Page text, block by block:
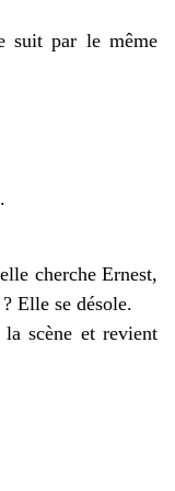
par le même
cherche Ernest,
Elle se désole.
scène et revient